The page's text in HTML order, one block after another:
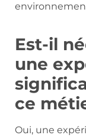
Est-il
une
ce
Oui, une